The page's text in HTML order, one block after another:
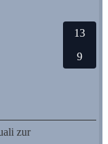
13
9
zur